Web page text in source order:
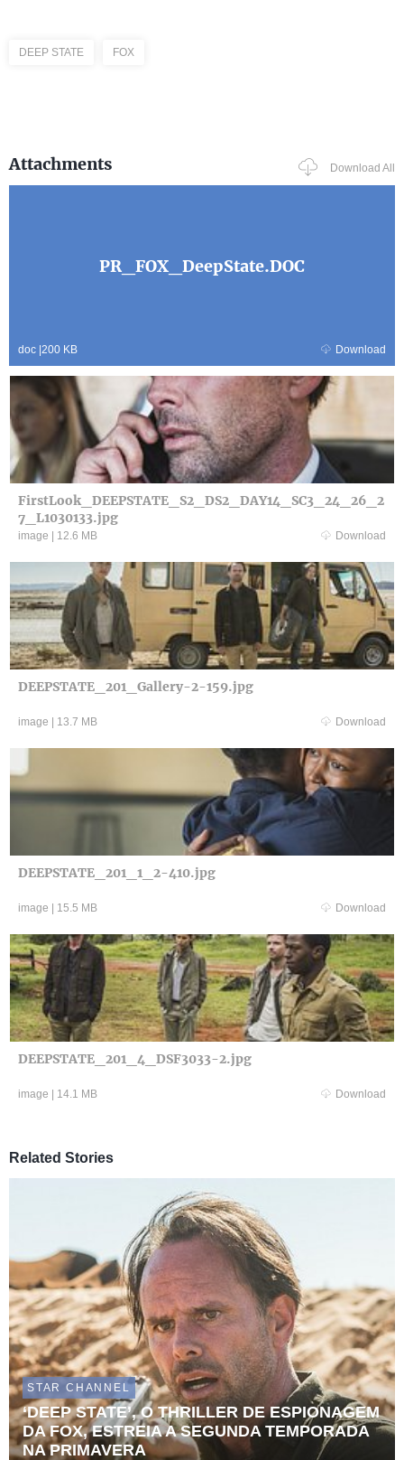
DEEP STATE FOX
Attachments Download All
PR_FOX_DeepState.DOC
doc 200 KB Download
FirstLook_DEEPSTATE_S2_DS2_DAY14_SC3_24_26_2
7_L1030133.jpg
image 12.6 MB Download
DEEPSTATE_201_Gallery-2-159.jpg
image 13.7 MB Download
DEEPSTATE_201_1_2-410.jpg
image 15.5 MB Download
DEEPSTATE_201_4_DSF3033-2.jpg
image 14.1 MB Download
Related Stories
STAR CHANNEL
‘DEEP STATE’, O THRILLER DE ESPIONAGEM
DA FOX, ESTREIA A SEGUNDA TEMPORADA
NA PRIMAVERA